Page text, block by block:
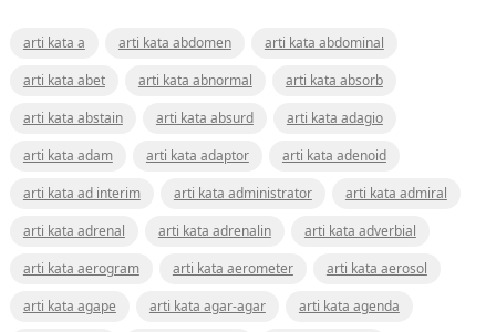
arti kata a arti kata abdomen
arti kata abdominal
arti kata abet
arti kata abnormal
arti kata absorb
arti kata abstain
arti kata absurd
arti kata adagio
arti kata adam
arti kata adaptor
arti kata adenoid
arti kata ad interim
arti kata administrator
arti kata admiral
arti kata adrenal
arti kata adrenalin
arti kata adverbial
arti kata aerogram
arti kata aerometer
arti kata aerosol
arti kata agape
arti kata agar-agar
arti kata agenda